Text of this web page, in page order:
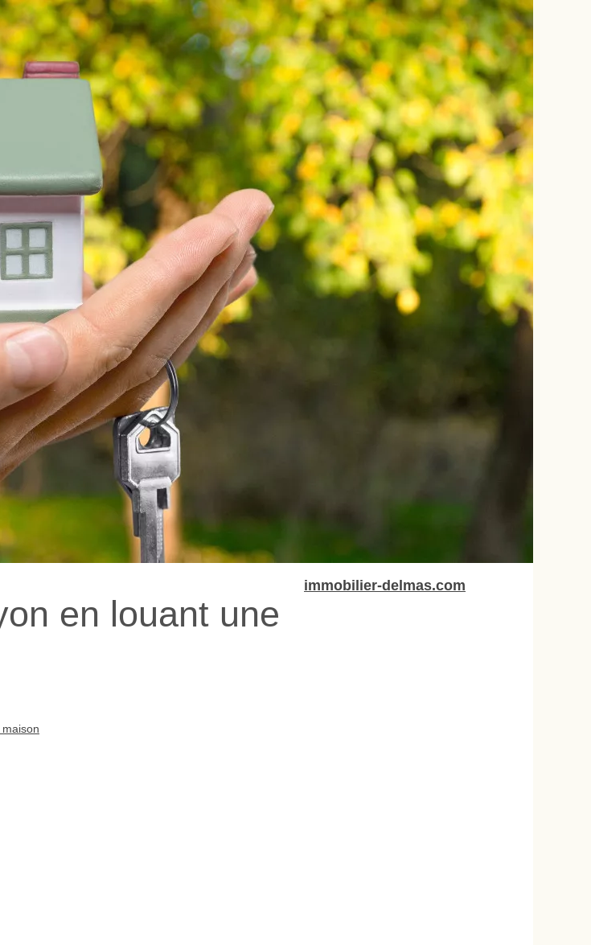
en louant une
immobilier-delmas.com